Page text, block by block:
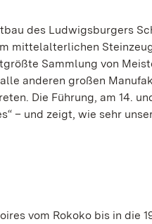
des Ludwigsburgers
mittelalterlichen
Sammlung von
anderen großen
Die Führung, am 14.
– und zeigt, wie sehr
vom Rokoko bis in die